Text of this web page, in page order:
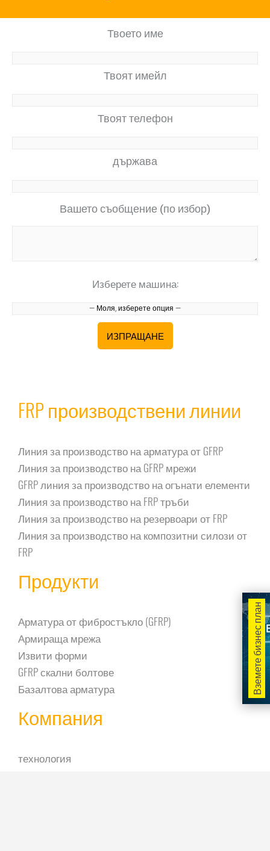
Твоето име
Твоят имейл
Твоят телефон
държава
Вашето съобщение (по избор)
Изберете машина:
FRP производствени линии
Линия за производство на арматура от GFRP
Линия за производство на GFRP мрежи
GFRP линия за производство на огънати елементи
Линия за производство на FRP тръби
Линия за производство на резервоари от FRP
Линия за производство на композитни силози от
FRP
Продукти
Арматура от фибростъкло (GFRP)
Армираща мрежа
Извити форми
GFRP скални болтове
Базалтова арматура
Компания
технология
Вземете бизнес план